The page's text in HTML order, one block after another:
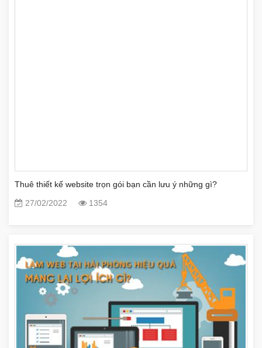
Thuê thiết kế website trọn gói bạn cần lưu ý những gì?
27/02/2022
1354